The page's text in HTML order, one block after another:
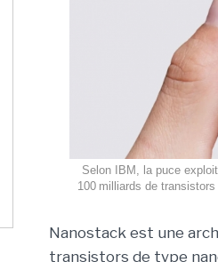
Selon IBM, la puce
100 milliards de
Nanostack est une
transistors de type